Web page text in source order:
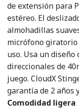
de extensión para
estéreo. El
almohadillas
micrófono giratorio
uso. Usa un diseño
direccionales de
juego. CloudX
garantía de 2 años
Comodidad ligera